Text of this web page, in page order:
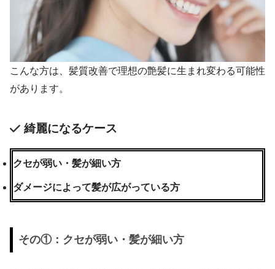
こんな方は、髪質改善で理想の艶髪に生まれ変わる可能性
があります。
綺麗になるケース
クセが弱い・髪が細い方
ダメージによって髪が広がっている方
その①：クセが弱い・髪が細い方